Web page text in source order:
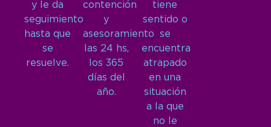
y le da
seguimiento
hasta que
se
resuelve.
contención
y
asesoramiento
las 24 hs,
los 365
días del
año.
tiene
sentido o
se
encuentra
atrapado
en una
situación
a la que
no le